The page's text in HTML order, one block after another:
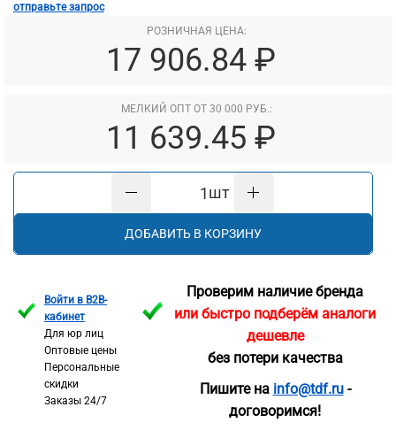
отправьте запрос
РОЗНИЧНАЯ ЦЕНА:
17 906.84 ₽
МЕЛКИЙ ОПТ ОТ 30 000 РУБ.:
11 639.45 ₽
шт
ДОБАВИТЬ В КОРЗИНУ
Войти в B2B-
кабинет
Для юр лиц
Оптовые цены
Персональные
скидки
Заказы 24/7
Проверим наличие бренда
или быстро подберём аналоги
дешевле
без потери качества
Пишите на info@tdf.ru-
договоримся!